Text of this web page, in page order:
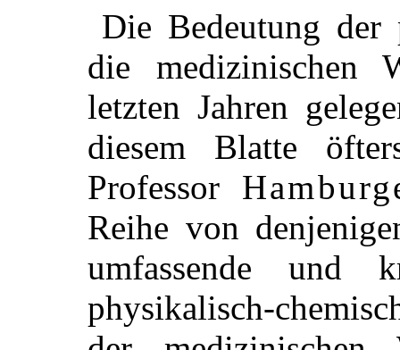
Die Bedeutung der
die medizinischen
letzten Jahren
diesem Blatte
Professor
Reihe von
umfassende und
physikalisch-